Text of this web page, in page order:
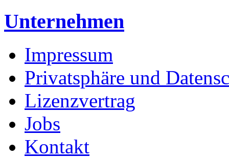
Unternehmen
Impressum
Privatsphäre und
Lizenzvertrag
Jobs
Kontakt